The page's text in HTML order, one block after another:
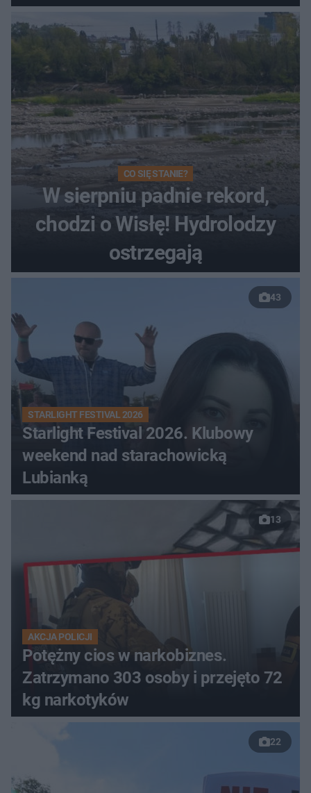
Toruniu
CO SIĘ STANIE?
W sierpniu padnie rekord,
chodzi o Wisłę! Hydrolodzy
ostrzegają
43
STARLIGHT FESTIVAL 2026
Starlight Festival 2026. Klubowy
weekend nad starachowicką
Lubianką
13
AKCJA POLICJI
Potężny cios w narkobiznes.
Zatrzymano 303 osoby i przejęto 72
kg narkotyków
22